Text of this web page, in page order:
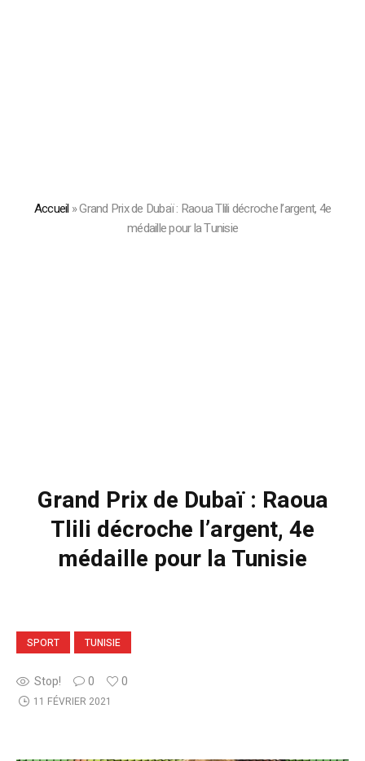
Accueil »Grand Prix de Dubaï : Raoua Tlili décroche l’argent, 4e
médaille pour la Tunisie
Grand Prix de Dubaï : Raoua
Tlili décroche l’argent, 4e
médaille pour la Tunisie
SPORT TUNISIE
Stop! 0 0
11 FÉVRIER 2021